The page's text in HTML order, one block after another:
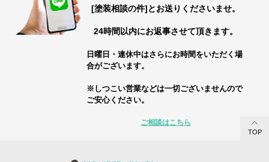
[塗装相談の件]とお送りくださいませ。
24時間以内にお返事させて頂きます。
日曜日・連休中はさらにお時間をいただく場
合がございます。
※しつこい営業などは一切ございませんので
ご安心ください。
ご相談はこちら
TOP